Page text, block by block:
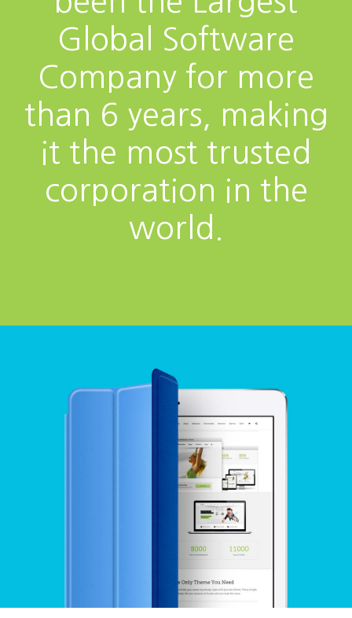
Global Software
Company for more
than 6 years, making
it the most trusted
corporation in the
world.